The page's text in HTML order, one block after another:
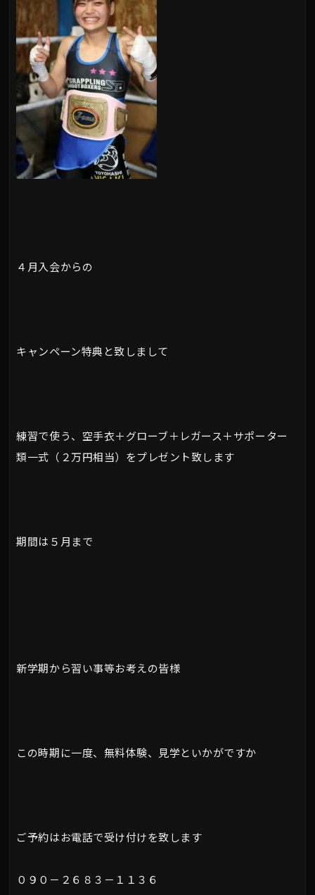
４月入会からの
キャンペーン特典と致しまして
練習で使う、空手衣＋グローブ＋レガース＋サポーター
類一式（２万円相当）をプレゼント致します
期間は５月まで
新学期から習い事等お考えの皆様
この時期に一度、無料体験、見学といかがですか
ご予約はお電話で受け付けを致します
０９０－２６８３－１１３６